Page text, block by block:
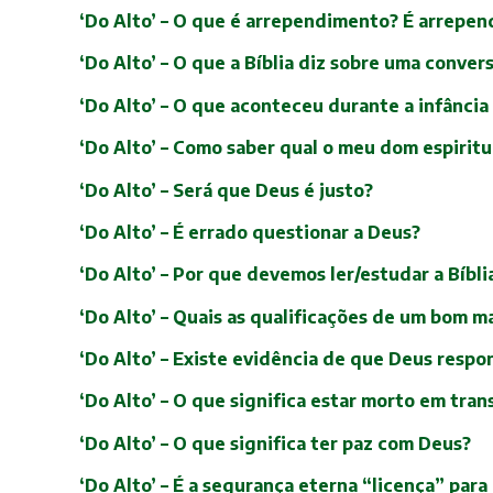
‘Do Alto’ – O que é arrependimento? É
‘Do Alto’ – O que a Bíblia diz sobre uma
‘Do Alto’ – O que aconteceu durante a infância
‘Do Alto’ – Como saber qual o meu dom
‘Do Alto’ – Será que Deus é justo?
‘Do Alto’ – É errado questionar a Deus?
‘Do Alto’ – Por que devemos ler/estudar a
‘Do Alto’ – Quais as qualificações de um bom
‘Do Alto’ – Existe evidência de que Deus
‘Do Alto’ – O que significa estar morto em
‘Do Alto’ – O que significa ter paz com Deus?
‘Do Alto’ – É a segurança eterna “licença” para